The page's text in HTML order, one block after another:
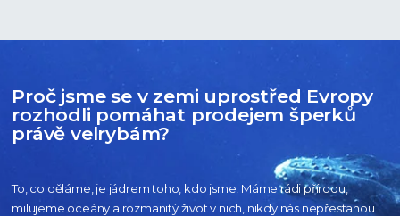
Proč jsme se v zemi uprostřed Evropy
rozhodli pomáhat prodejem šperků
právě velrybám?
To, co děláme, je jádrem toho, kdo jsme! Máme rádi přírodu,
milujeme oceány a rozmanitý život v nich, nikdy nás nepřestanou